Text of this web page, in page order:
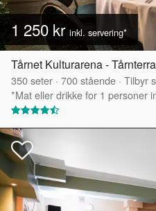
1 250 kr inkl. servering*
Tårnet Kulturarena -
350seter · 700stående · Tilbyr
*Mat eller drikke for 1 personer